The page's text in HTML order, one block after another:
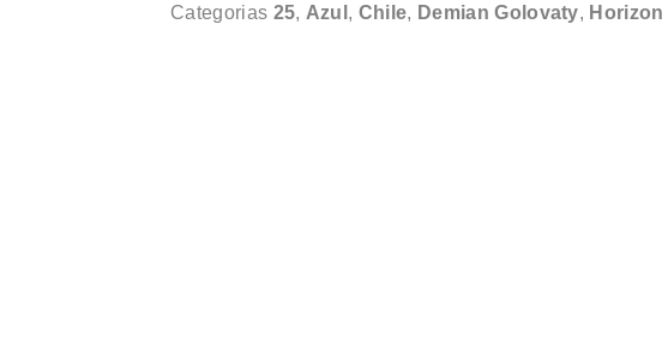
Categorias 25, Azul , Chile, Demian Golovaty,